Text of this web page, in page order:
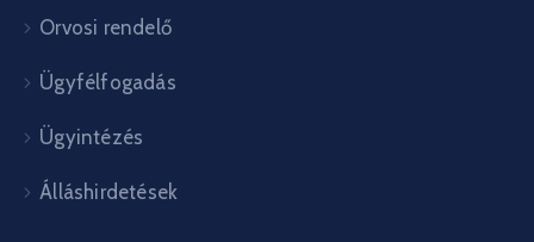
Orvosi rendelő
Ügyfélfogadás
Ügyintézés
Álláshirdetések